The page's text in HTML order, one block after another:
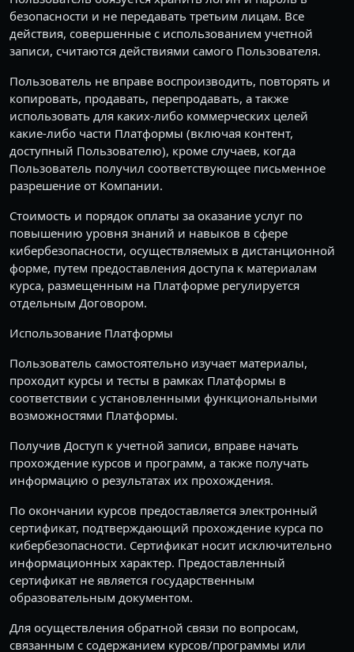
безопасности и не передавать третьим лицам. Все
действия, совершенные с использованием учетной
записи, считаются действиями самого Пользователя.
Пользователь не вправе воспроизводить, повторять и
копировать, продавать, перепродавать, а также
использовать для каких-либо коммерческих целей
какие-либо части Платформы (включая контент,
доступный Пользователю), кроме случаев, когда
Пользователь получил соответствующее письменное
разрешение от Компании.
Стоимость и порядок оплаты за оказание услуг по
повышению уровня знаний и навыков в сфере
кибербезопасности, осуществляемых в дистанционной
форме, путем предоставления доступа к материалам
курса, размещенным на Платформе регулируется
отдельным Договором.
Использование Платформы
Пользователь самостоятельно изучает материалы,
проходит курсы и тесты в рамках Платформы в
соответствии с установленными функциональными
возможностями Платформы.
Получив Доступ к учетной записи, вправе начать
прохождение курсов и программ, а также получать
информацию о результатах их прохождения.
По окончании курсов предоставляется электронный
сертификат, подтверждающий прохождение курса по
кибербезопасности. Сертификат носит исключительно
информационных характер. Предоставленный
сертификат не является государственным
образовательным документом.
Для осуществления обратной связи по вопросам,
связанным с содержанием курсов/программы или